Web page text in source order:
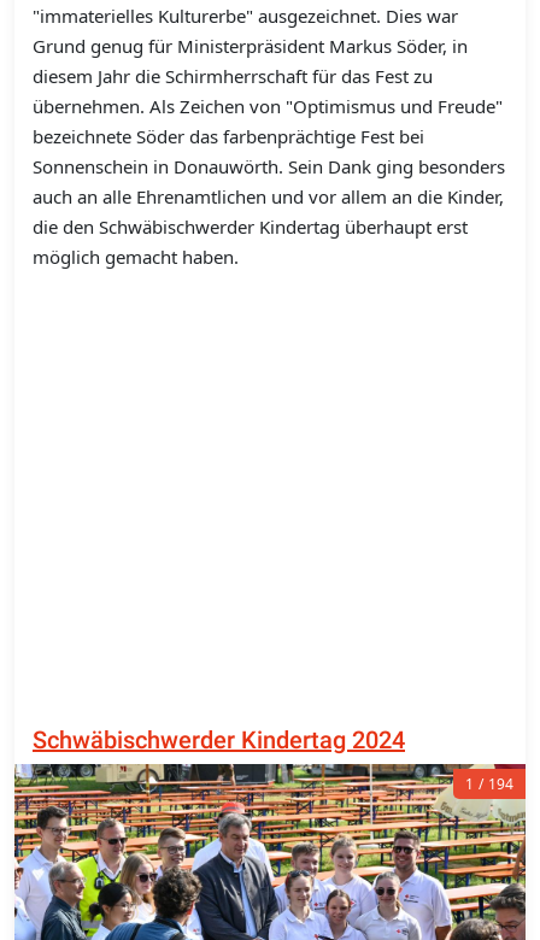
"immaterielles Kulturerbe" ausgezeichnet. Dies war
Grund genug für Ministerpräsident Markus Söder, in
diesem Jahr die Schirmherrschaft für das Fest zu
übernehmen. Als Zeichen von "Optimismus und Freude"
bezeichnete Söder das farbenprächtige Fest bei
Sonnenschein in Donauwörth. Sein Dank ging besonders
auch an alle Ehrenamtlichen und vor allem an die Kinder,
die den Schwäbischwerder Kindertag überhaupt erst
möglich gemacht haben.
Schwäbischwerder Kindertag 2024
1 194